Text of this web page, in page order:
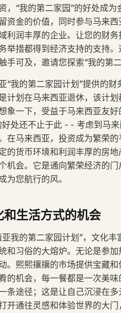
，“我的第二家园”的好处成
资金的价值，同时参与马来
利润丰厚的企业。让您的财
举措都得到经济支持的支持
手可及，邀请您探索“我的第
“我的第二家园计划”提供的
计划在马来西亚退休，该计
象一下，受益于马来西亚友
好处还不止于此 - - 考虑到马
在马来西亚，投资成为繁荣
的货币环境和利润丰厚的房
机会。它是通向繁荣经济的
为您航行的风。
和生活方式的机会
亚我的第二家园计划”，文化
和习俗的大熔炉。无论是参
。熙熙攘攘的市场提供宝藏
的机会，每一餐都是一次美
条途径；这是让自己沉浸在
开通往灵感和体验世界的大